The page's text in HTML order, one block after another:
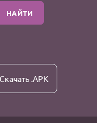
НАЙТИ
Скачать .APK